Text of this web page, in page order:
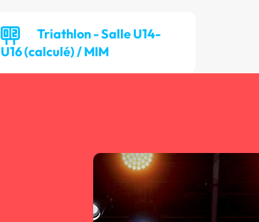
Triathlon - Salle U14-
U16 (calculé) / MIM